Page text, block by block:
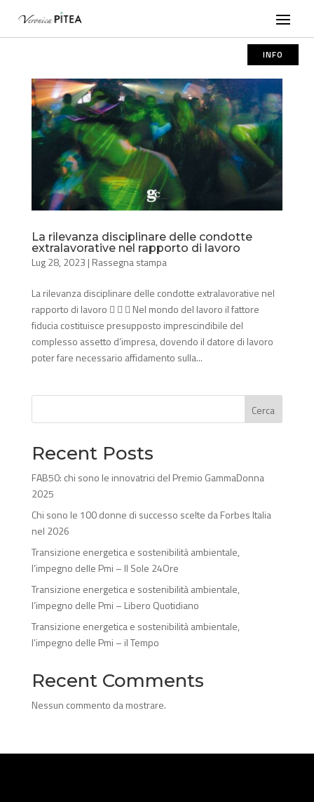
INFO
La rilevanza disciplinare delle condotte
extralavorative nel rapporto di lavoro
Lug 28, 2023 | Rassegna stampa
La rilevanza disciplinare delle condotte extralavorative nel
rapporto di lavoro    Nel mondo del lavoro il fattore
fiducia costituisce presupposto imprescindibile del
complesso assetto d’impresa, dovendo il datore di lavoro
poter fare necessario affidamento sulla...
Cerca
Recent Posts
FAB50: chi sono le innovatrici del Premio GammaDonna
2025
Chi sono le 100 donne di successo scelte da Forbes Italia
nel 2026
Transizione energetica e sostenibilità ambientale,
l’impegno delle Pmi – Il Sole 24Ore
Transizione energetica e sostenibilità ambientale,
l’impegno delle Pmi – Libero Quotidiano
Transizione energetica e sostenibilità ambientale,
l’impegno delle Pmi – il Tempo
Recent Comments
Nessun commento da mostrare.